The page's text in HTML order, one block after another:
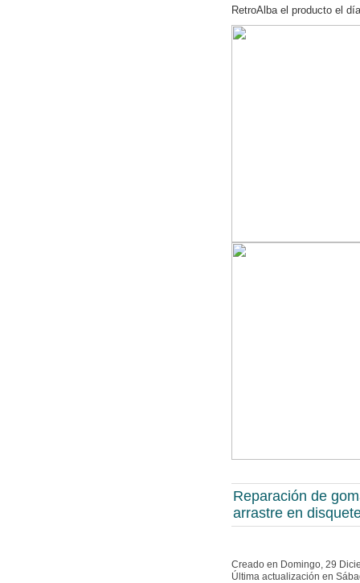
RetroAlba el producto el
Reparación de
arrastre en
Creado en Domingo, 29
Última actualización en